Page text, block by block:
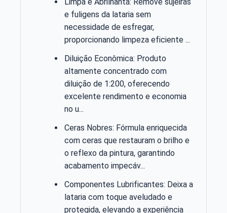
e fuligens da lataria sem
necessidade de esfregar,
proporcionando limpeza eficiente ...
Diluição Econômica: Produto
altamente concentrado com
diluição de 1:200, oferecendo
excelente rendimento e economia
no u...
Ceras Nobres: Fórmula enriquecida
com ceras que restauram o brilho e
o reflexo da pintura, garantindo
acabamento impecáv...
Componentes Lubrificantes: Deixa a
lataria com toque aveludado e
protegida, elevando a experiência